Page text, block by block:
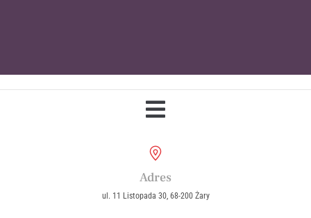
Adres
ul. 11 Listopada 30, 68-200 Żary